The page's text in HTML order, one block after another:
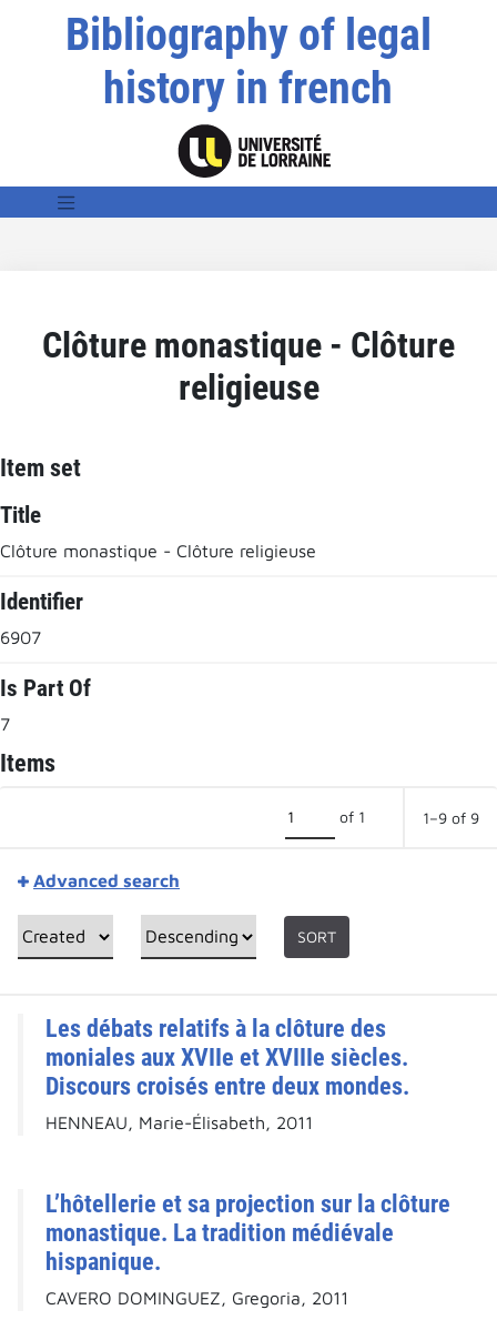
Bibliography of legal
history in french
Clôture monastique - Clôture
religieuse
Item set
Title
Clôture monastique - Clôture religieuse
Identifier
6907
Is Part Of
7
Items
of 1 1–9 of 9
Advanced search
SORT
Les débats relatifs à la clôture des
moniales aux XVIIe et XVIIIe siècles.
Discours croisés entre deux mondes.
HENNEAU, Marie-Élisabeth, 2011
L’hôtellerie et sa projection sur la clôture
monastique. La tradition médiévale
hispanique.
CAVERO DOMINGUEZ, Gregoria, 2011